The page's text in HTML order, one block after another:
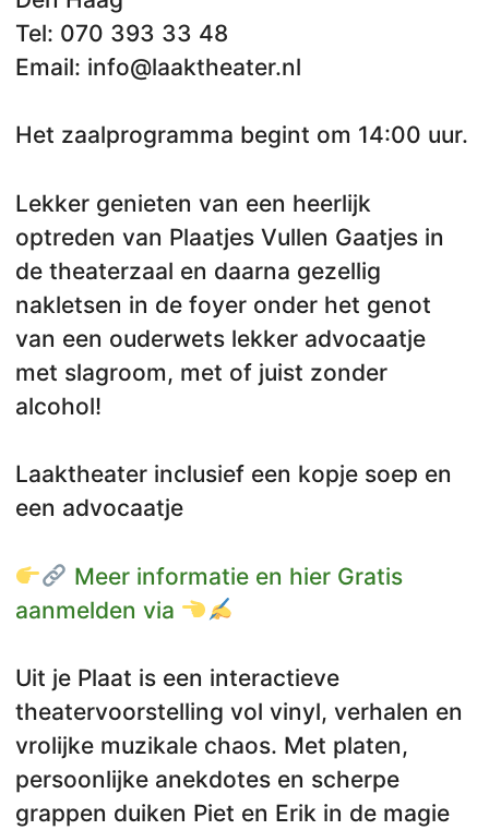
Tel: 070 393 33 48
Email: info@laaktheater.nl
Het zaalprogramma begint om 14:00 uur.
Lekker genieten van een heerlijk
optreden van Plaatjes Vullen Gaatjes in
de theaterzaal en daarna gezellig
nakletsen in de foyer onder het genot
van een ouderwets lekker advocaatje
met slagroom, met of juist zonder
alcohol!
Laaktheater inclusief een kopje soep en
een advocaatje
Meer informatie en hier Gratis
aanmelden via
Uit je Plaat is een interactieve
theatervoorstelling vol vinyl, verhalen en
vrolijke muzikale chaos. Met platen,
persoonlijke anekdotes en scherpe
grappen duiken Piet en Erik in de magie